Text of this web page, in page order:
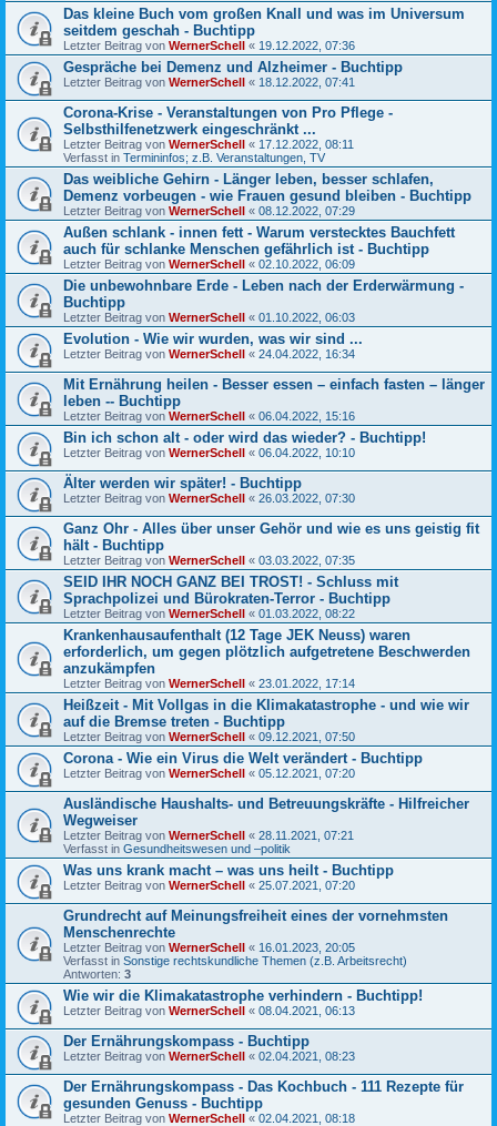
Das kleine Buch vom großen Knall und was im Universum
seitdem geschah - Buchtipp
Letzter Beitrag von WernerSchell « 19.12.2022, 07:36
Gespräche bei Demenz und Alzheimer - Buchtipp
Letzter Beitrag von WernerSchell « 18.12.2022, 07:41
Corona-Krise - Veranstaltungen von Pro Pflege -
Selbsthilfenetzwerk eingeschränkt ...
Letzter Beitrag von WernerSchell « 17.12.2022, 08:11
Verfasst in Termininfos; z.B. Veranstaltungen, TV
Das weibliche Gehirn - Länger leben, besser schlafen,
Demenz vorbeugen - wie Frauen gesund bleiben - Buchtipp
Letzter Beitrag von WernerSchell « 08.12.2022, 07:29
Außen schlank - innen fett - Warum verstecktes Bauchfett
auch für schlanke Menschen gefährlich ist - Buchtipp
Letzter Beitrag von WernerSchell « 02.10.2022, 06:09
Die unbewohnbare Erde - Leben nach der Erderwärmung -
Buchtipp
Letzter Beitrag von WernerSchell « 01.10.2022, 06:03
Evolution - Wie wir wurden, was wir sind ...
Letzter Beitrag von WernerSchell « 24.04.2022, 16:34
Mit Ernährung heilen - Besser essen – einfach fasten – länger
leben -- Buchtipp
Letzter Beitrag von WernerSchell « 06.04.2022, 15:16
Bin ich schon alt - oder wird das wieder? - Buchtipp!
Letzter Beitrag von WernerSchell « 06.04.2022, 10:10
Älter werden wir später! - Buchtipp
Letzter Beitrag von WernerSchell « 26.03.2022, 07:30
Ganz Ohr - Alles über unser Gehör und wie es uns geistig fit
hält - Buchtipp
Letzter Beitrag von WernerSchell « 03.03.2022, 07:35
SEID IHR NOCH GANZ BEI TROST! - Schluss mit
Sprachpolizei und Bürokraten-Terror - Buchtipp
Letzter Beitrag von WernerSchell « 01.03.2022, 08:22
Krankenhausaufenthalt (12 Tage JEK Neuss) waren
erforderlich, um gegen plötzlich aufgetretene Beschwerden
anzukämpfen
Letzter Beitrag von WernerSchell « 23.01.2022, 17:14
Heißzeit - Mit Vollgas in die Klimakatastrophe - und wie wir
auf die Bremse treten - Buchtipp
Letzter Beitrag von WernerSchell « 09.12.2021, 07:50
Corona - Wie ein Virus die Welt verändert - Buchtipp
Letzter Beitrag von WernerSchell « 05.12.2021, 07:20
Ausländische Haushalts- und Betreuungskräfte - Hilfreicher
Wegweiser
Letzter Beitrag von WernerSchell « 28.11.2021, 07:21
Verfasst in Gesundheitswesen und –politik
Was uns krank macht – was uns heilt - Buchtipp
Letzter Beitrag von WernerSchell « 25.07.2021, 07:20
Grundrecht auf Meinungsfreiheit eines der vornehmsten
Menschenrechte
Letzter Beitrag von WernerSchell « 16.01.2023, 20:05
Verfasst in Sonstige rechtskundliche Themen (z.B. Arbeitsrecht)
Antworten: 3
Wie wir die Klimakatastrophe verhindern - Buchtipp!
Letzter Beitrag von WernerSchell « 08.04.2021, 06:13
Der Ernährungskompass - Buchtipp
Letzter Beitrag von WernerSchell « 02.04.2021, 08:23
Der Ernährungskompass - Das Kochbuch - 111 Rezepte für
gesunden Genuss - Buchtipp
Letzter Beitrag von WernerSchell « 02.04.2021, 08:18